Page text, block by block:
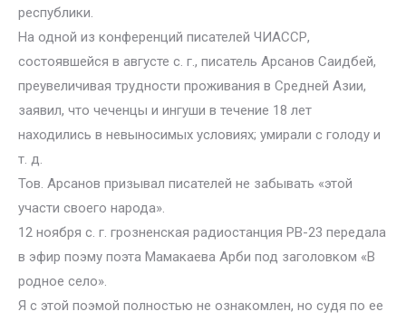
республики.
На одной из конференций писателей ЧИАССР,
состоявшейся в августе с. г., писатель Арсанов Саидбей,
преувеличивая трудности проживания в Средней Азии,
заявил, что чеченцы и ингуши в течение 18 лет
находились в невыносимых условиях; умирали с голоду и
т. д.
Тов. Арсанов призывал писателей не забывать «этой
участи своего народа».
12 ноября с. г. грозненская радиостанция РВ-23 передала
в эфир поэму поэта Мамакаева Арби под заголовком «В
родное село».
Я с этой поэмой полностью не ознакомлен, но судя по ее